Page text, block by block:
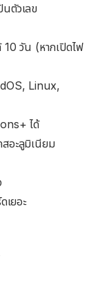
ตัวเลข
10 วัน (หากเปิดไฟ
Linux,
ได้
อะลูมิเนียม
ยอะ